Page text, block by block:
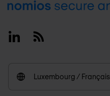
Footer
LinkedinRSS
Luxembourg / Français